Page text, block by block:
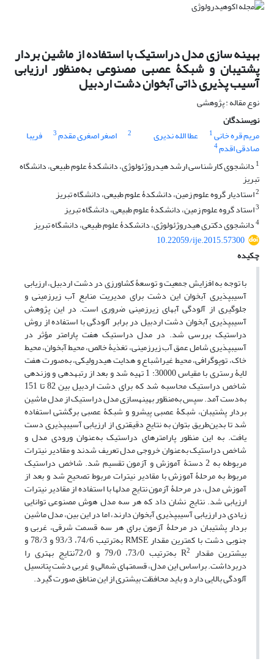
بهینه‏ سازی مدل دراستیک با استفاده از ماشین بردار
پشتیبان و شبکۀ عصبی مصنوعی به‌منظور ارزیابی
آسیب ‏پذیری ذاتی آبخوان دشت اردبیل
نوع مقاله : پژوهشی
نویسندگان
مریم قره خانی1 عطا الله ندیری 2 اصغر اصغری مقدم3 فریبا
صادقی اقدم4
1 دانشجوی کارشناسی ارشد هیدروژئولوژی، دانشکدۀ علوم طبیعی، دانشگاه
تبریز
2استادیار گروه علوم زمین، دانشکدۀ علوم طبیعی، دانشگاه تبریز
3استاد گروه علوم زمین، دانشکدۀ علوم طبیعی، دانشگاه تبریز
4دانشجوی دکتری هیدروژئولوژی، دانشکدۀ علوم طبیعی، دانشگاه تبریز
10.22059/ije.2015.57300
چکیده
با توجه به افزایش جمعیت و توسعۀ کشاورزی در دشت اردبیل، ارزیابی
آسیب‏پذیری آبخوان این دشت برای مدیریت منابع آب زیرزمینی و
جلوگیری از آلودگی آب‏های زیرزمینی ضروری است. در این پژوهش
آسیب‏پذیری آبخوان دشت اردبیل در برابر آلودگی با استفاده از روش
دراستیک بررسی شد. در مدل دراستیک هفت پارامتر مؤثر در
آسیب‏پذیری شامل عمق آب زیرزمینی، تغذیۀ خالص، محیط آبخوان، محیط
خاک، توپوگرافی، محیط غیر‌اشباع و هدایت هیدرولیکی، به‌صورت هفت
لایۀ رستری با مقیاس 30000: 1 تهیه شد و بعد از رتبه‏دهی و وزن‏دهی
شاخص دراستیک محاسبه شد که برای دشت اردبیل بین 82 تا 151
به‌دست آمد. سپس به‌منظور بهینه‏سازی مدل دراستیک از مدل ماشین
بردار پشتیبان، شبکۀ عصبی پیشرو و شبکۀ عصبی برگشتی استفاده
شد تا بدین‌طریق بتوان به نتایج دقیق‏تری از ارزیابی آسیب‏پذیری دست
یافت. به این منظور پارامترهای دراستیک به‌عنوان ورودی مدل و
شاخص دراستیک به‌عنوان خروجی مدل تعریف شدند و مقادیر نیترات
مربوطه به 2 دستۀ آموزش و آزمون تقسیم شد. شاخص دراستیک
مربوط به مرحلۀ آموزش با مقادیر نیترات مربوط تصحیح شد و بعد از
آموزش مدل، در مرحلۀ آزمون نتایج مدل‏ها با استفاده از مقادیر نیترات
ارزیابی شد. نتایج نشان داد که هر سه مدل هوش مصنوعی توانایی
زیادی در ارزیابی آسیب‏پذیری آبخوان دارند، اما در این بین، مدل ماشین
بردار پشتیبان در مرحلۀ آزمون برای هر سه قسمت شرقی، غربی و
جنوبی دشت با کمترین مقدار RMSE به‌ترتیب 74/6، 93/3 و 78/3 و
بیشترین مقدار R 2 به‌ترتیب 73/0، 79/0 و 72/0نتایج بهتری را
در‌بر‌داشت. بر‌اساس این مدل، قسمت‏های شمالی و غربی دشت پتانسیل
آلودگی بالایی دارد و باید محافظت بیشتری از این مناطق صورت گیرد.